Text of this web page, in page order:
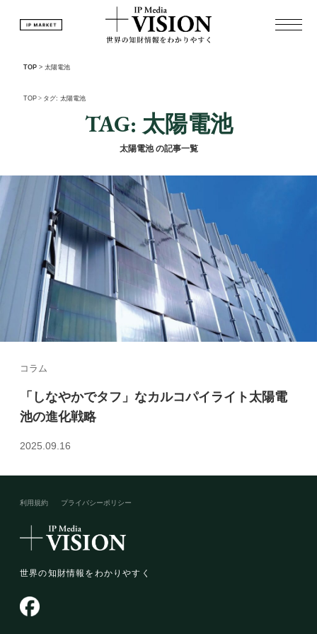
TOP > 太陽電池
TOP > タグ: 太陽電池
TAG: 太陽電池
太陽電池 の記事一覧
コラム
「しなやかでタフ」なカルコパイライト太陽電
池の進化戦略
2025.09.16
利用規約 プライバシーポリシー​
世界の知財情報をわかりやすく